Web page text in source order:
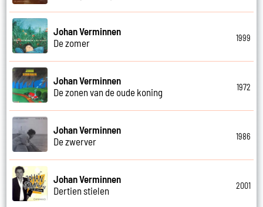
Johan Verminnen
De zomer
1999
Johan Verminnen
De zonen van de oude koning
1972
Johan Verminnen
De zwerver
1986
Johan Verminnen
Dertien stielen
2001